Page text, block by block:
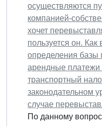
осуществляются
компанией-
хочет
пользуется он.
определения
арендные платежи
транспортный
законодательном
случае
По данному